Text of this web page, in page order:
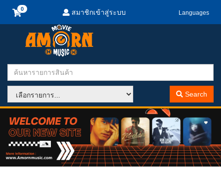
สมาชิกเข้าสู่ระบบ Languages
Search